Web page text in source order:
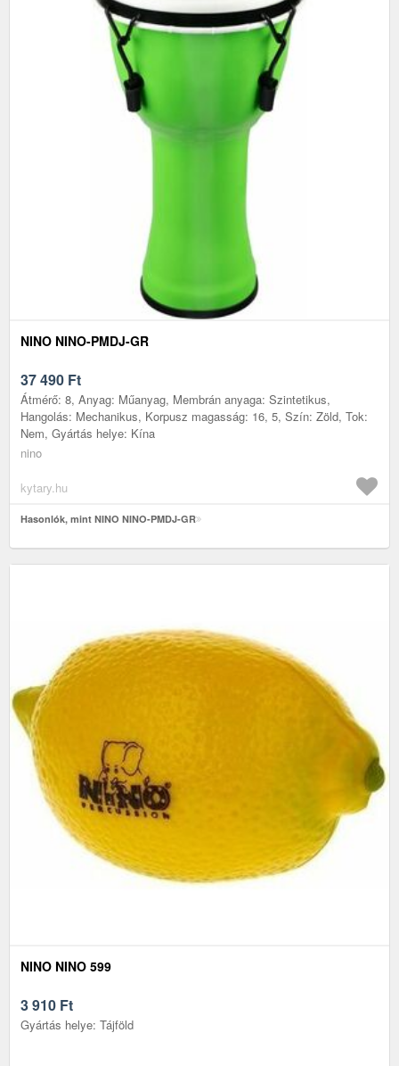
NINO NINO-PMDJ-GR
37 490 Ft
Átmérő: 8, Anyag: Műanyag, Membrán anyaga: Szintetikus,
Hangolás: Mechanikus, Korpusz magasság: 16, 5, Szín: Zöld, Tok:
Nem, Gyártás helye: Kína
nino
kytary.hu
Hasonlók, mint NINO NINO-PMDJ-GR
NINO NINO 599
3 910 Ft
Gyártás helye: Tájföld